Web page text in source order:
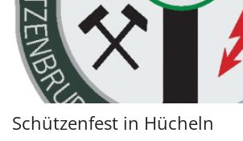
Schützenfest in Hücheln